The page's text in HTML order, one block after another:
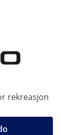
rekreasjon